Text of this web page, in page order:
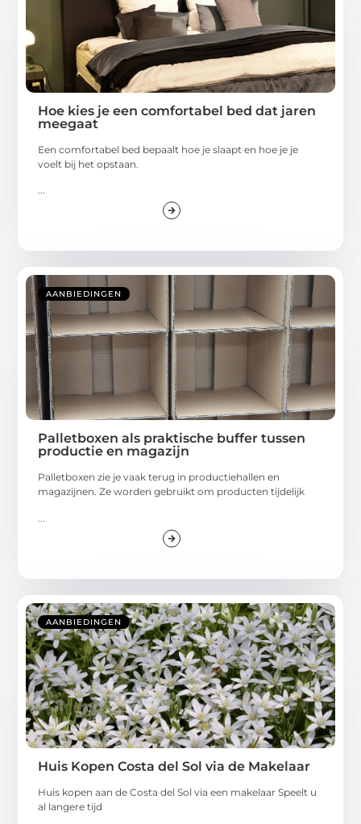
Hoe kies je een comfortabel bed dat jaren
meegaat
Een comfortabel bed bepaalt hoe je slaapt en hoe je je
voelt bij het opstaan.
...
AANBIEDINGEN
Palletboxen als praktische buffer tussen
productie en magazijn
Palletboxen zie je vaak terug in productiehallen en
magazijnen. Ze worden gebruikt om producten tijdelijk
AANBIEDINGEN
Huis Kopen Costa del Sol via de Makelaar
Huis kopen aan de Costa del Sol via een makelaar Speelt u
al langere tijd